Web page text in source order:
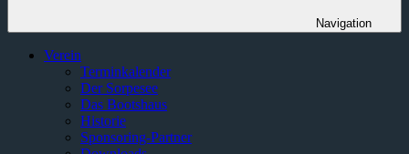
Navigation
Verein
Terminkalender
Der Sorpesee
Das Bootshaus
Historie
Sponsoring-Partner